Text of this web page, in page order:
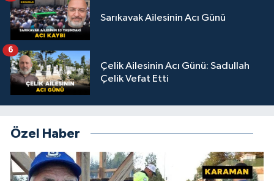
Sarıkavak Ailesinin Acı Günü
Çelik Ailesinin Acı Günü: Sadullah
Çelik Vefat Etti
6
Özel Haber